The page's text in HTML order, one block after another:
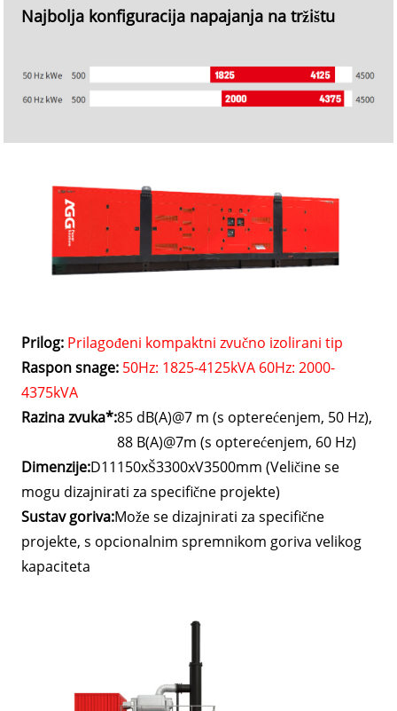
Najbolja konfiguracija napajanja na tržištu
Prilog: Prilagođeni kompaktni zvučno izolirani tip
Raspon snage: 50Hz: 1825-4125kVA 60Hz: 2000-
4375kVA
Razina zvuka*:85 dB(A)@7 m (s opterećenjem, 50 Hz),
88 B(A)@7m (s opterećenjem, 60 Hz)
Dimenzije:D11150xŠ3300xV3500mm (Veličine se
mogu dizajnirati za specifične projekte)
Sustav goriva:Može se dizajnirati za specifične
projekte, s opcionalnim spremnikom goriva velikog
kapaciteta